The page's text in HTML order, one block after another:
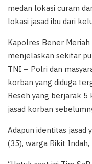
medan lokasi curam
lokasi jasad ibu dari
Kapolres Bener Meriah
menjelaskan sekitar
TNI – Polri dan
korban yang diduga
Reseh yang berjarak
jasad korban
Adapun identitas jasad
(35), warga Rikit